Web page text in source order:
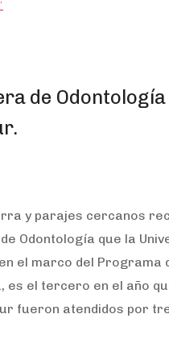
de Odontología
y parajes cercanos
Odontología que la
el marco del Programa
el tercero en el año
fueron atendidos por